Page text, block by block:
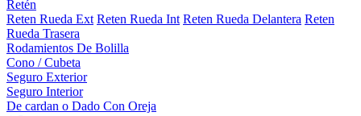
Retén
Reten Rueda Ext Reten Rueda Int Reten Rueda Delantera Reten
Rueda Trasera
Rodamientos De Bolilla
Cono / Cubeta
Seguro Exterior
Seguro Interior
De cardan o Dado Con Oreja